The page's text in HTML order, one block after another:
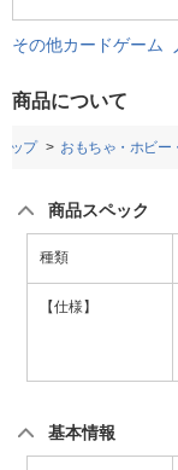
その他カードゲーム
商品について
ップ おもちゃ・ホビー
商品スペック
種類
【仕様】
基本情報